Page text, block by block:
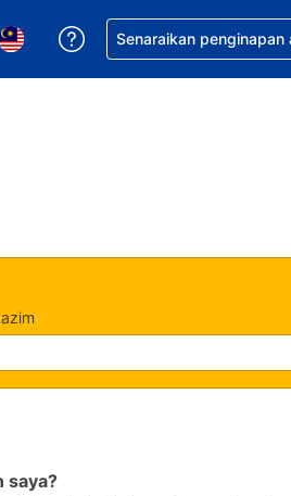
wang anda. Mata wang semasa
Pilih bahasa anda. Bahasa
Dapatkan bantuan bagi
Senaraikan penginapan
saya?